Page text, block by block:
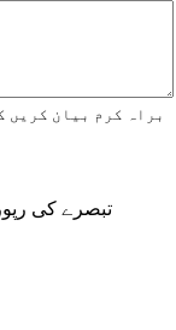
براہ کرم بیان کریں
تبصرے کی